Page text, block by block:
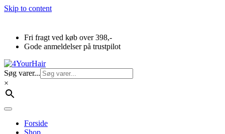
Skip to content
Fri fragt ved køb over 398,-
Gode anmeldelser på trustpilot
Søg varer...
×
Forside
Shop